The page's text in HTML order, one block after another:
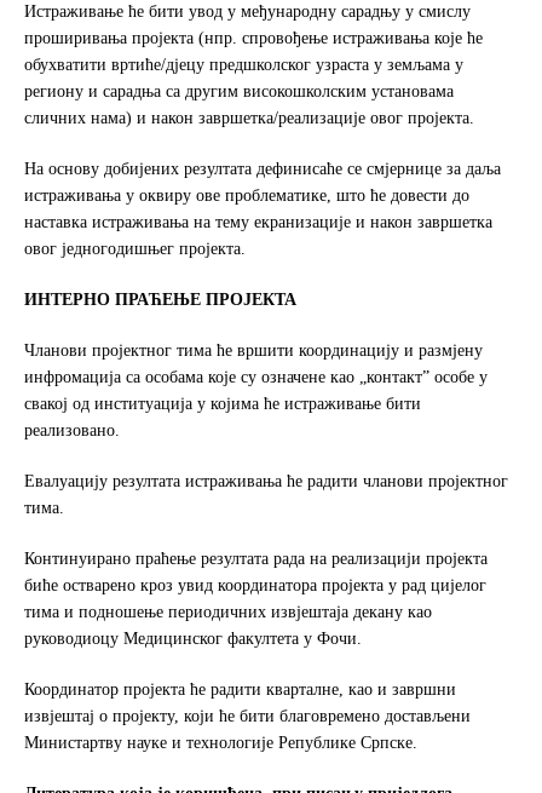
Истраживање ће бити увод у међународну сарадњу у смислу
проширивања пројекта (нпр. спровођење истраживања које ће
обухватити вртиће/дјецу предшколског узраста у земљама у
региону и сарадња са другим високошколским установама
сличних нама) и након завршетка/реализације овог пројекта.
На основу добијених резултата дефинисаће се смјернице за даља
истраживања у оквиру ове проблематике, што ће довести до
наставка истраживања на тему екранизације и након завршетка
овог једногодишњег пројекта.
ИНТЕРНО ПРАЋЕЊЕ ПРОЈЕКТА
Чланови пројектног тима ће вршити координацију и размјену
инфромација са особама које су означене као „контакт” особе у
свакој од институација у којима ће истраживање бити
реализовано.
Евалуацију резултата истраживања ће радити чланови пројектног
тима.
Континуирано праћење резултата рада на реализацији пројекта
биће остварено кроз увид координатора пројекта у рад цијелог
тима и подношење периодичних извјештаја декану као
руководиоцу Медицинског факултета у Фочи.
Координатор пројекта ће радити кварталне, као и завршни
извјештај о пројекту, који ће бити благовремено достављени
Министартву науке и технологије Републике Српске.